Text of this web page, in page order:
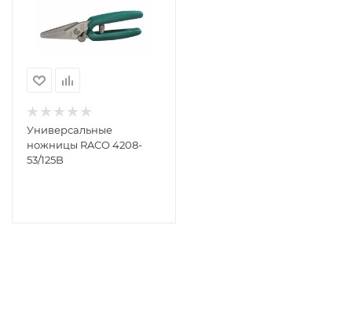
Универсальные
ножницы RACO 4208-
53/125B